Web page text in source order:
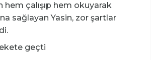
çalışıp hem okuyarak
sağlayan Yasin, zor şartlar
geçti